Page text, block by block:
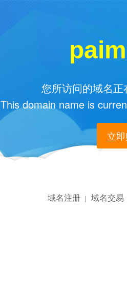
您所访问的域名
This domain name is
立
域名注册 | 域名交易